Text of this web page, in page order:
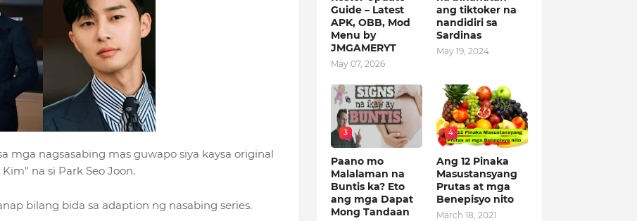
mga nagsasabing mas guwapo siya kaysa original
na si Park Seo Joon.
bilang bida sa adaption ng nasabing series.
Guide – Latest
APK, OBB, Mod
Menu by
JMGAMERYT
May 07, 2026
ang tiktoker na
nandidiri sa
Sardinas
May 19, 2024
3
Paano mo
Malalaman na
Buntis ka? Eto
ang mga Dapat
Mong Tandaan
4
Ang 12 Pinaka
Masustansyang
Prutas at mga
Benepisyo nito
March 18, 2021